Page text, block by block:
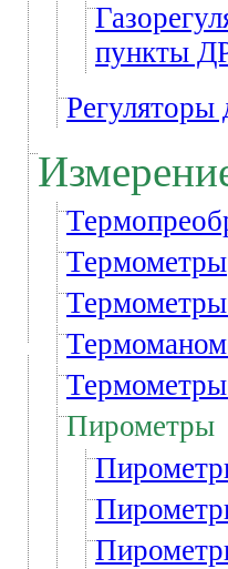
пункты
Регуляторы
Термометры
Термометры
Пирометры